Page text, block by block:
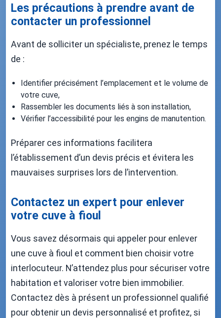
Les précautions à prendre avant de
contacter un professionnel
Avant de solliciter un spécialiste, prenez le temps
de :
Identifier précisément l’emplacement et le volume de
votre cuve,
Rassembler les documents liés à son installation,
Vérifier l’accessibilité pour les engins de manutention.
Préparer ces informations facilitera
l’établissement d’un devis précis et évitera les
mauvaises surprises lors de l’intervention.
Contactez un expert pour enlever
votre cuve à fioul
Vous savez désormais qui appeler pour enlever
une cuve à fioul et comment bien choisir votre
interlocuteur. N’attendez plus pour sécuriser votre
habitation et valoriser votre bien immobilier.
Contactez dès à présent un professionnel qualifié
pour obtenir un devis personnalisé et profitez, si